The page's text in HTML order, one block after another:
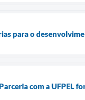
para o
com a UFPEL